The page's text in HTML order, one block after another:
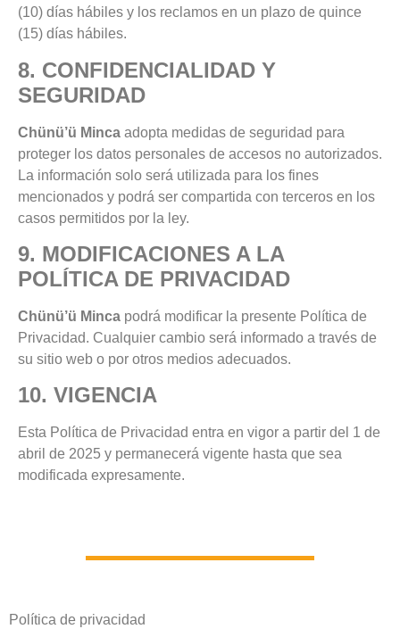
(10) días hábiles y los reclamos en un plazo de quince
(15) días hábiles.
8. CONFIDENCIALIDAD Y
SEGURIDAD
Chünü’ü Minca adopta medidas de seguridad para
proteger los datos personales de accesos no autorizados.
La información solo será utilizada para los fines
mencionados y podrá ser compartida con terceros en los
casos permitidos por la ley.
9. MODIFICACIONES A LA
POLÍTICA DE PRIVACIDAD
Chünü’ü Minca podrá modificar la presente Política de
Privacidad. Cualquier cambio será informado a través de
su sitio web o por otros medios adecuados.
10. VIGENCIA
Esta Política de Privacidad entra en vigor a partir del 1 de
abril de 2025 y permanecerá vigente hasta que sea
modificada expresamente.
Política de privacidad